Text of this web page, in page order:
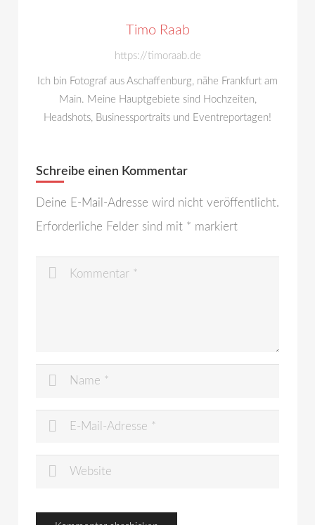
Timo Raab
https://timoraab.de
Ich bin Fotograf aus Aschaffenburg, nähe Frankfurt am
Main. Meine Hauptgebiete sind Hochzeiten,
Headshots, Businessportraits und Eventreportagen!
Schreibe einen Kommentar
Deine E-Mail-Adresse wird nicht veröffentlicht.
Erforderliche Felder sind mit * markiert